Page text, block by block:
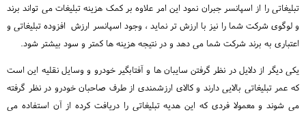
تبلیغاتی را از اسپانسر جبران نمود این امر علاوه بر کمک هزینه تبلیغات می تواند برند
و لوگوی شرکت شما را نیز با ارزش تر نماید ، وجود اسپانسر ارزش افزوده تبلیغاتی و
اعتباری به برند شرکت شما می دهد و در نتیجه هزینه ها کمتر و سود بیشتر شود.
یکی دیگر از دلایل در نظر گرفتن سایبان ها و آفتابگیر خودرو و وسایل نقلیه این است
که عمر تبلیغاتی بالایی دارند و کالای ارزشمندی از طرف صاحبان خودرو در نظر گرفته
می شوند و معمولا فردی که این هدیه تبلیغاتی را دریافت کرده از آن استفاده می